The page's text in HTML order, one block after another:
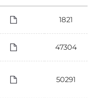
1821
47304
50291